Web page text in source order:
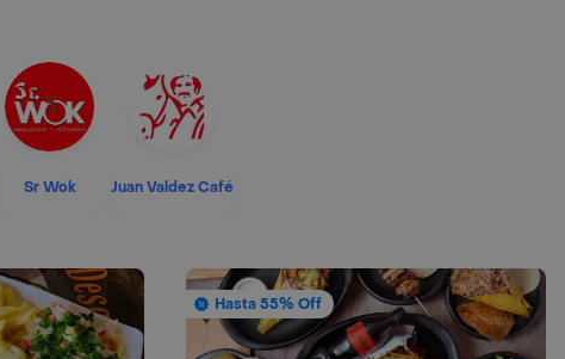
Sr Wok Juan Valdez Café
Hasta 55% Off